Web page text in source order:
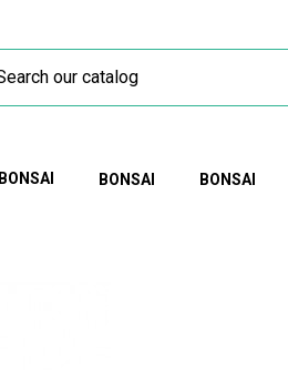
BONSAI BONSAI BONSAI